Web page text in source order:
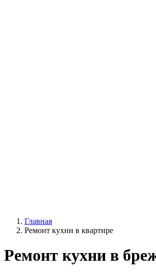
Главная
Ремонт кухни в квартире
Ремонт кухни в